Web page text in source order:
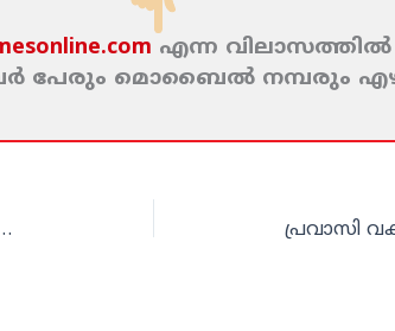
എന്ന
പേരും മൊബൈല്‍ നമ്പരും
ഈദ്ഗാഹുകള്‍ പള്ളിയില്‍